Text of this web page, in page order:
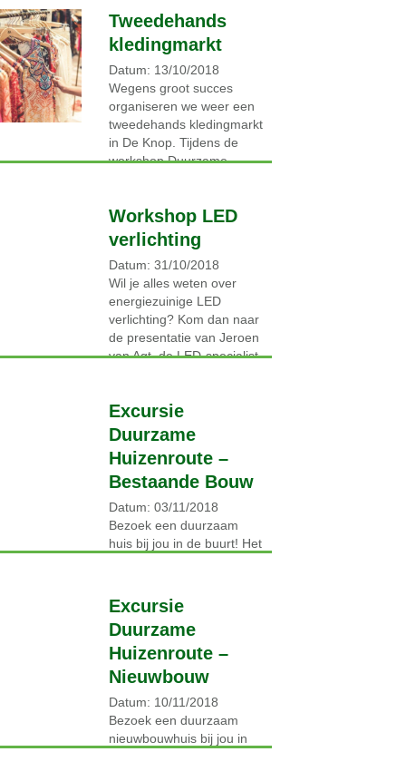
zelf…
Lees verder →
Tweedehands
kledingmarkt
Datum: 13/10/2018
Wegens groot succes
organiseren we weer een
tweedehands kledingmarkt
in De Knop. Tijdens de
workshop Duurzame
hebben we…
Lees verder →
Workshop LED
verlichting
Datum: 31/10/2018
Wil je alles weten over
energiezuinige LED
verlichting? Kom dan naar
de presentatie van Jeroen
van Agt, de LED-specialist
Lees verder →
Excursie
Duurzame
Huizenroute –
Bestaande Bouw
Datum: 03/11/2018
Bezoek een duurzaam
huis bij jou in de buurt! Het
een gezamenlijke excursie
naar duurzame huizen in
de gemeente West
Betuwe….
Lees verder →
Excursie
Duurzame
Huizenroute –
Nieuwbouw
Datum: 10/11/2018
Bezoek een duurzaam
nieuwbouwhuis bij jou in